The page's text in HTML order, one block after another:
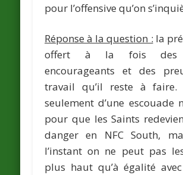
pour l’offensive qu’on
Réponse à la question : la
offert à la fois des
encourageants et des
travail qu’il reste à
seulement d’une escouade
pour que les Saints
danger en NFC South,
l’instant on ne peut pas
plus haut qu’à égalité